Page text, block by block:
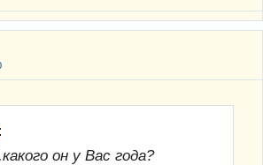
он у Вас года?